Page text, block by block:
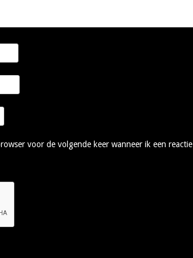
voor de volgende keer wanneer ik een reactie